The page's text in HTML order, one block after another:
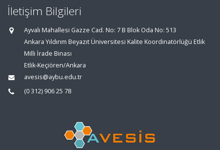
İletişim Bilgileri
Ayvalı Mahallesi Gazze Cad. No: 7 B Blok Oda No: 513
Ankara Yıldırım Beyazıt Üniversitesi Kalite Koordinatörlüğü Etlik
Milli İrade Binası
Etlik-Keçiören/Ankara
avesis@aybu.edu.tr
(0 312) 906 25 78